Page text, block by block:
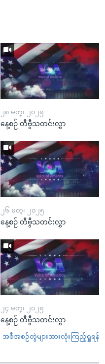
၂၈ မတ္၊ ၂၀၂၅
နေ့စဉ် တီဗွီသတင်းလွှာ
၂၆ မတ္၊ ၂၀၂၅
နေ့စဉ် တီဗွီသတင်းလွှာ
၂၄ မတ္၊ ၂၀၂၅
နေ့စဉ် တီဗွီသတင်းလွှာ
အစီအစဉ်တွဲများအားလုံးကြည့်ရှုရန်